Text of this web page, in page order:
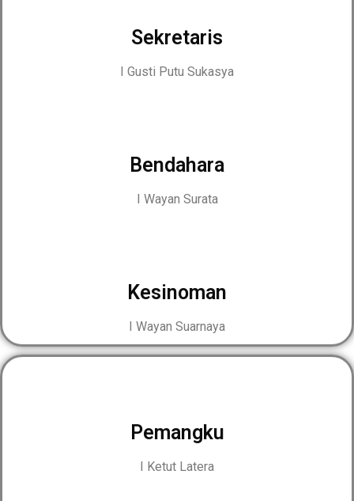
Sekretaris
I Gusti Putu Sukasya
Bendahara
I Wayan Surata
Kesinoman
I Wayan Suarnaya
Pemangku
I Ketut Latera